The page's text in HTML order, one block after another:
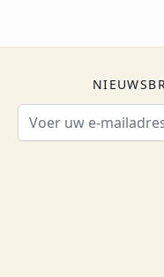
E-mailadres